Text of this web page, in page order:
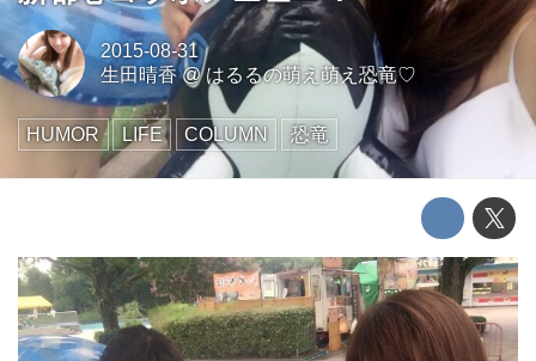
2015-08-31
生田晴香@はるるの萌え萌え恐竜♡
HUMOR LIFE COLUMN 恐竜